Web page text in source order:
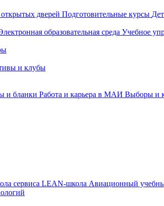
дверей Подготовительные курсы
образовательная среда Учебное
и клубы
и бланки Работа и карьера в МАИ Выборы и
сервиса LEAN-школа Авиационный